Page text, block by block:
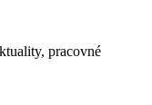
pracovné